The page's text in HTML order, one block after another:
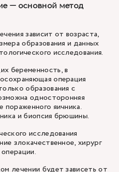
— основной метод
зависит от возраста,
образования и данных
исследования.
беременность, в
операция
образования с
односторонняя
пораженного яичника.
и биопсия брюшины.
исследования
злокачественное, хирург
лечении будет зависеть от